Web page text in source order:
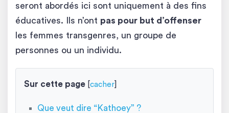
seront abordés ici sont uniquement à des fins
éducatives. Ils n’ont pas pour but d’offenser
les femmes transgenres, un groupe de
personnes ou un individu.
Sur cette page cacher
Que veut dire “Kathoey” ?